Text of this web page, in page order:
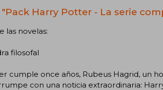
Harry Potter - La serie
las novelas:
filosofal
cumple once años, Rubeus Hagrid, un
con una noticia extraordinaria: